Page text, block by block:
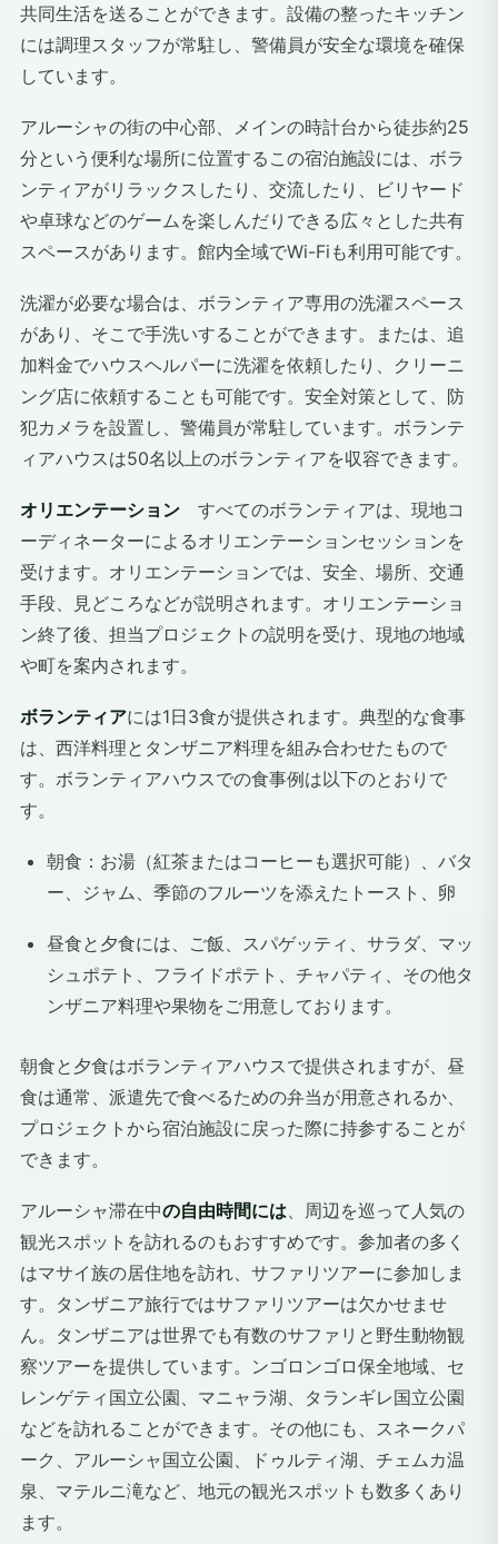
共同生活を送ることができます。設備の整ったキッチン
には調理スタッフが常駐し、警備員が安全な環境を確保
しています。
アルーシャの街の中心部、メインの時計台から徒歩約25
分という便利な場所に位置するこの宿泊施設には、ボラ
ンティアがリラックスしたり、交流したり、ビリヤード
や卓球などのゲームを楽しんだりできる広々とした共有
スペースがあります。館内全域でWi-Fiも利用可能です。
洗濯が必要な場合は、ボランティア専用の洗濯スペース
があり、そこで手洗いすることができます。または、追
加料金でハウスヘルパーに洗濯を依頼したり、クリーニ
ング店に依頼することも可能です。安全対策として、防
犯カメラを設置し、警備員が常駐しています。ボランテ
ィアハウスは50名以上のボランティアを収容できます。
オリエンテーション すべてのボランティアは、現地コ
ーディネーターによるオリエンテーションセッションを
受けます。オリエンテーションでは、安全、場所、交通
手段、見どころなどが説明されます。オリエンテーショ
ン終了後、担当プロジェクトの説明を受け、現地の地域
や町を案内されます。
ボランティアには1日3食が提供されます。典型的な食事
は、西洋料理とタンザニア料理を組み合わせたもので
す。ボランティアハウスでの食事例は以下のとおりで
す。
朝食：お湯（紅茶またはコーヒーも選択可能）、バタ
ー、ジャム、季節のフルーツを添えたトースト、卵
昼食と夕食には、ご飯、スパゲッティ、サラダ、マッ
シュポテト、フライドポテト、チャパティ、その他タ
ンザニア料理や果物をご用意しております。
朝食と夕食はボランティアハウスで提供されますが、昼
食は通常、派遣先で食べるための弁当が用意されるか、
プロジェクトから宿泊施設に戻った際に持参することが
できます。
アルーシャ滞在中の自由時間には、周辺を巡って人気の
観光スポットを訪れるのもおすすめです。参加者の多く
はマサイ族の居住地を訪れ、サファリツアーに参加しま
す。タンザニア旅行ではサファリツアーは欠かせませ
ん。タンザニアは世界でも有数のサファリと野生動物観
察ツアーを提供しています。ンゴロンゴロ保全地域、セ
レンゲティ国立公園、マニャラ湖、タランギレ国立公園
などを訪れることができます。その他にも、スネークパ
ーク、アルーシャ国立公園、ドゥルティ湖、チェムカ温
泉、マテルニ滝など、地元の観光スポットも数多くあり
ます。